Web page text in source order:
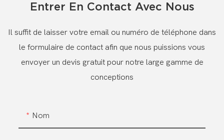
Entrer En Contact Avec Nous
Il suffit de laisser votre email ou numéro de téléphone dans
le formulaire de contact afin que nous puissions vous
envoyer un devis gratuit pour notre large gamme de
conceptions
Nom